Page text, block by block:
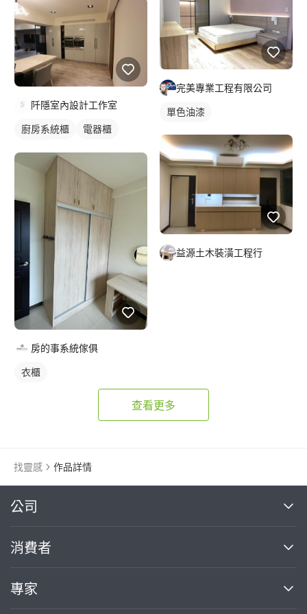
阡隱室內設計工作室
廚房系統櫃
電器櫃
房的事系統傢俱
衣櫃
完美專業工程有限公司
單色油漆
益源土木裝潢工程行
查看更多
找靈感 作品詳情
公司
關於我們
部落格
消費者
買服務
專家
繼續完成